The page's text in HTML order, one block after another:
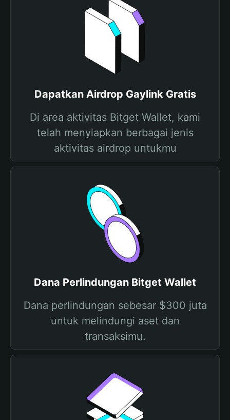
Dapatkan Airdrop Gaylink Gratis
Di area aktivitas Bitget Wallet, kami
telah menyiapkan berbagai jenis
aktivitas airdrop untukmu
Dana Perlindungan Bitget Wallet
Dana perlindungan sebesar $300 juta
untuk melindungi aset dan
transaksimu.